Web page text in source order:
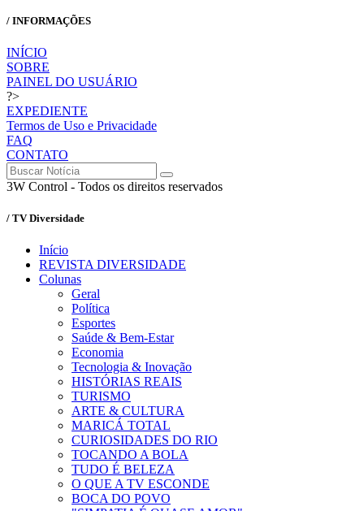
/ INFORMAÇÕES
INÍCIO
SOBRE
PAINEL DO USUÁRIO
?>
EXPEDIENTE
Termos de Uso e Privacidade
FAQ
CONTATO
3W Control - Todos os direitos reservados
/ TV Diversidade
Início
REVISTA DIVERSIDADE
Colunas
Geral
Política
Esportes
Saúde & Bem-Estar
Economia
Tecnologia & Inovação
HISTÓRIAS REAIS
TURISMO
ARTE & CULTURA
MARICÁ TOTAL
CURIOSIDADES DO RIO
TOCANDO A BOLA
TUDO É BELEZA
O QUE A TV ESCONDE
BOCA DO POVO